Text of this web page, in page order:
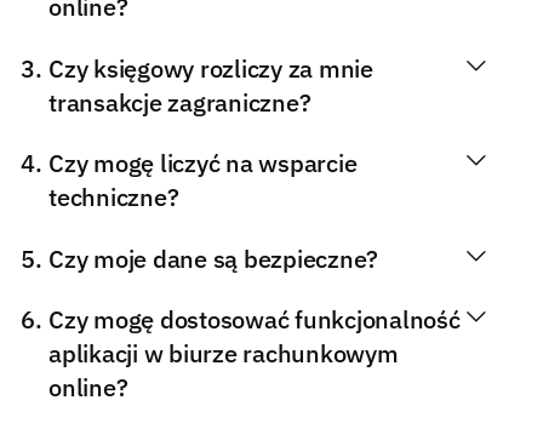
online?
Czy księgowy rozliczy za mnie
transakcje zagraniczne?
Czy mogę liczyć na wsparcie
techniczne?
Czy moje dane są bezpieczne?
Czy mogę dostosować funkcjonalność
aplikacji w biurze rachunkowym
online?